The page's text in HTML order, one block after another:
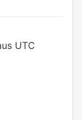
UTC